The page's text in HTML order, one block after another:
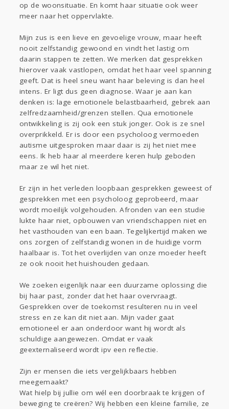
op de woonsituatie. En komt haar situatie ook weer
meer naar het oppervlakte.
Mijn zus is een lieve en gevoelige vrouw, maar heeft
nooit zelfstandig gewoond en vindt het lastig om
daarin stappen te zetten. We merken dat gesprekken
hierover vaak vastlopen, omdat het haar veel spanning
geeft. Dat is heel sneu want haar beleving is dan heel
intens. Er ligt dus geen diagnose. Waar je aan kan
denken is: lage emotionele belastbaarheid, gebrek aan
zelfredzaamheid/grenzen stellen. Qua emotionele
ontwikkeling is zij ook een stuk jonger. Ook is ze snel
overprikkeld. Er is door een psycholoog vermoeden
autisme uitgesproken maar daar is zij het niet mee
eens. Ik heb haar al meerdere keren hulp geboden
maar ze wil het niet.
Er zijn in het verleden loopbaan gesprekken geweest of
gesprekken met een psycholoog geprobeerd, maar
wordt moeilijk volgehouden. Afronden van een studie
lukte haar niet, opbouwen van vriendschappen niet en
het vasthouden van een baan. Tegelijkertijd maken we
ons zorgen of zelfstandig wonen in de huidige vorm
haalbaar is. Tot het overlijden van onze moeder heeft
ze ook nooit het huishouden gedaan.
We zoeken eigenlijk naar een duurzame oplossing die
bij haar past, zonder dat het haar overvraagt.
Gesprekken over de toekomst resulteren nu in veel
stress en ze kan dit niet aan. Mijn vader gaat
emotioneel er aan onderdoor want hij wordt als
schuldige aangewezen. Omdat er vaak
geexternaliseerd wordt ipv een reflectie.
Zijn er mensen die iets vergelijkbaars hebben
meegemaakt?
Wat hielp bij jullie om wél een doorbraak te krijgen of
beweging te creëren? Wij hebben een kleine familie, ze